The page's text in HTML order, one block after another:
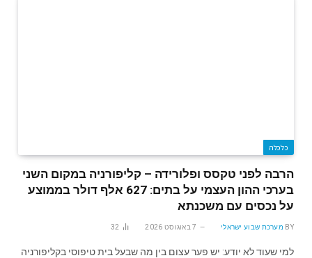
כלכלה
הרבה לפני טקסס ופלורידה – קליפורניה במקום השני
בערכי ההון העצמי על בתים: 627 אלף דולר בממוצע
על נכסים עם משכנתא
BY מערכת שבוע ישראלי 7 באוגוסט 2026 32
למי שעוד לא יודע: יש פער עצום בין מה שבעל בית טיפוסי בקליפורניה